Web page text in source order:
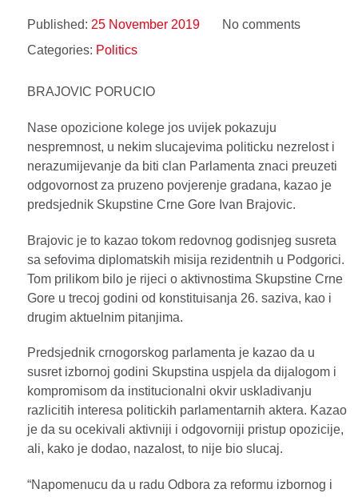
Published: 25 November 2019
No comments
Categories: Politics
BRAJOVIC PORUCIO
Nase opozicione kolege jos uvijek pokazuju
nespremnost, u nekim slucajevima politicku nezrelost i
nerazumijevanje da biti clan Parlamenta znaci preuzeti
odgovornost za pruzeno povjerenje gradana, kazao je
predsjednik Skupstine Crne Gore Ivan Brajovic.
Brajovic je to kazao tokom redovnog godisnjeg susreta
sa sefovima diplomatskih misija rezidentnih u Podgorici.
Tom prilikom bilo je rijeci o aktivnostima Skupstine Crne
Gore u trecoj godini od konstituisanja 26. saziva, kao i
drugim aktuelnim pitanjima.
Predsjednik crnogorskog parlamenta je kazao da u
susret izbornoj godini Skupstina uspjela da dijalogom i
kompromisom da institucionalni okvir uskladivanju
razlicitih interesa politickih parlamentarnih aktera. Kazao
je da su ocekivali aktivniji i odgovorniji pristup opozicije,
ali, kako je dodao, nazalost, to nije bio slucaj.
“Napomenucu da u radu Odbora za reformu izbornog i